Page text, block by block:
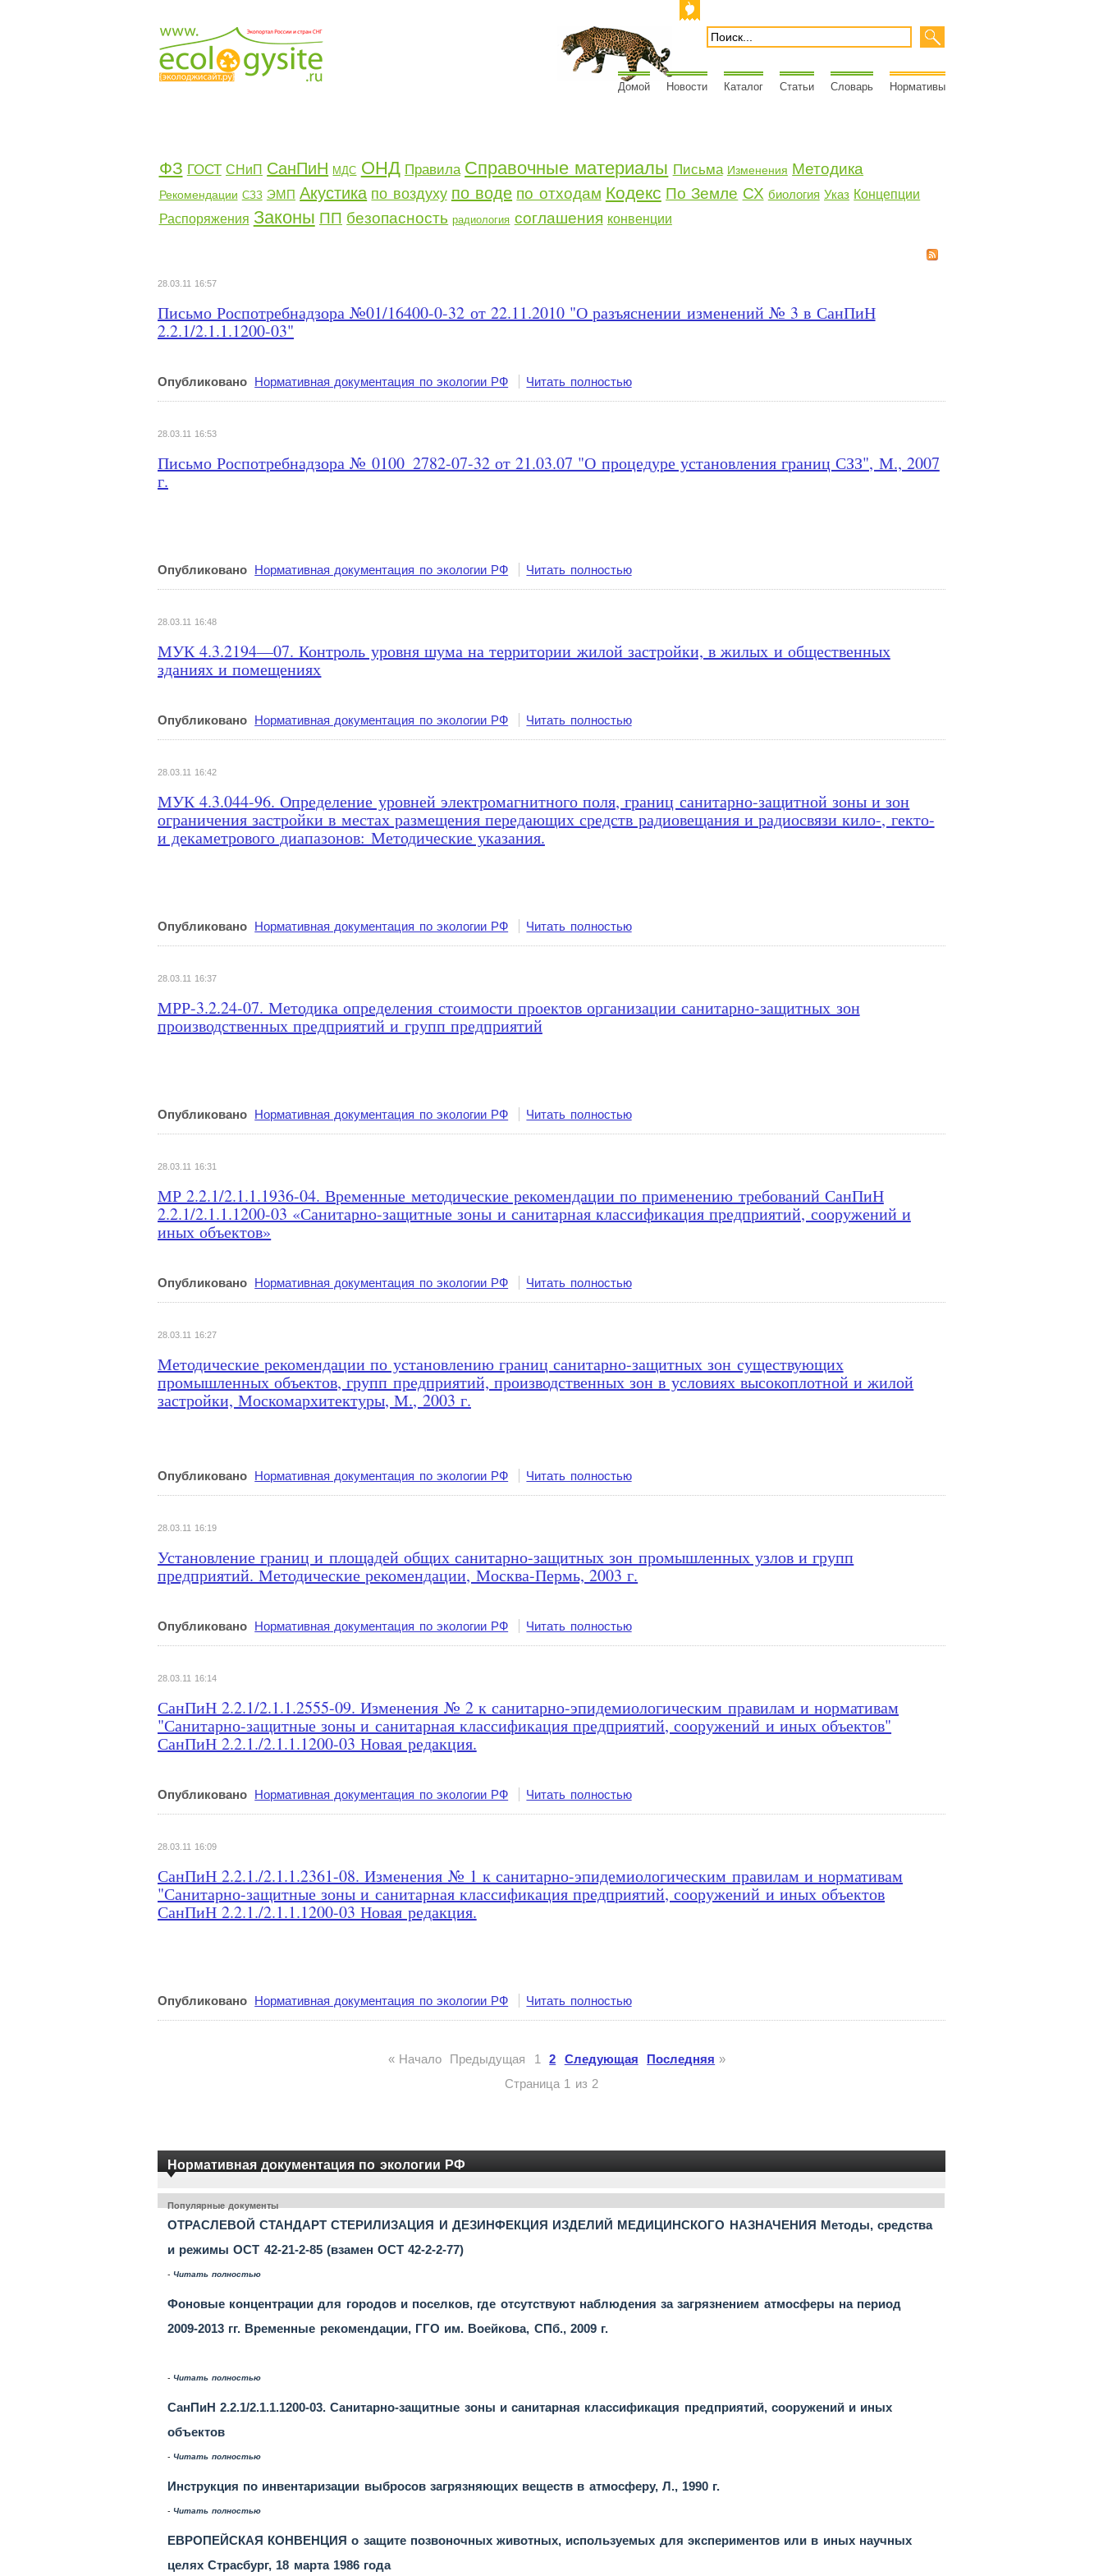
Домой Новости Каталог Статьи Словарь Нормативы
ФЗ ГОСТ СНиП СанПиН МДС ОНД Правила Справочные материалы Письма Изменения Методика
Рекомендации СЗЗ ЭМП Акустика по воздуху по воде по отходам Кодекс По Земле СХ биология Указ Концепции
Распоряжения Законы ПП безопасность радиология соглашения конвенции
28.03.11 16:57
Письмо Роспотребнадзора №01/16400-0-32 от 22.11.2010 "О разъяснении изменений № 3 в СанПиН
2.2.1/2.1.1.1200-03"
Опубликовано Нормативная документация по экологии РФ Читать полностью
28.03.11 16:53
Письмо Роспотребнадзора № 0100_2782-07-32 от 21.03.07 "О процедуре установления границ СЗЗ", М., 2007
г.
Опубликовано Нормативная документация по экологии РФ Читать полностью
28.03.11 16:48
МУК 4.3.2194—07. Контроль уровня шума на территории жилой застройки, в жилых и общественных
зданиях и помещениях
Опубликовано Нормативная документация по экологии РФ Читать полностью
28.03.11 16:42
МУК 4.3.044-96. Определение уровней электромагнитного поля, границ санитарно-защитной зоны и зон
ограничения застройки в местах размещения передающих средств радиовещания и радиосвязи кило-, гекто-
и декаметрового диапазонов: Методические указания.
Опубликовано Нормативная документация по экологии РФ Читать полностью
28.03.11 16:37
МРР-3.2.24-07. Методика определения стоимости проектов организации санитарно-защитных зон
производственных предприятий и групп предприятий
Опубликовано Нормативная документация по экологии РФ Читать полностью
28.03.11 16:31
МР 2.2.1/2.1.1.1936-04. Временные методические рекомендации по применению требований СанПиН
2.2.1/2.1.1.1200-03 «Санитарно-защитные зоны и санитарная классификация предприятий, сооружений и
иных объектов»
Опубликовано Нормативная документация по экологии РФ Читать полностью
28.03.11 16:27
Методические рекомендации по установлению границ санитарно-защитных зон существующих
промышленных объектов, групп предприятий, производственных зон в условиях высокоплотной и жилой
застройки, Москомархитектуры, М., 2003 г.
Опубликовано Нормативная документация по экологии РФ Читать полностью
28.03.11 16:19
Установление границ и площадей общих санитарно-защитных зон промышленных узлов и групп
предприятий. Методические рекомендации, Москва-Пермь, 2003 г.
Опубликовано Нормативная документация по экологии РФ Читать полностью
28.03.11 16:14
СанПиН 2.2.1/2.1.1.2555-09. Изменения № 2 к санитарно-эпидемиологическим правилам и нормативам
"Санитарно-защитные зоны и санитарная классификация предприятий, сооружений и иных объектов"
СанПиН 2.2.1./2.1.1.1200-03 Новая редакция.
Опубликовано Нормативная документация по экологии РФ Читать полностью
28.03.11 16:09
СанПиН 2.2.1./2.1.1.2361-08. Изменения № 1 к санитарно-эпидемиологическим правилам и нормативам
"Санитарно-защитные зоны и санитарная классификация предприятий, сооружений и иных объектов
СанПиН 2.2.1./2.1.1.1200-03 Новая редакция.
Опубликовано Нормативная документация по экологии РФ Читать полностью
« Начало Предыдущая 1 2 Следующая Последняя »
Страница 1 из 2
Нормативная документация по экологии РФ
Популярные документы
ОТРАСЛЕВОЙ СТАНДАРТ СТЕРИЛИЗАЦИЯ И ДЕЗИНФЕКЦИЯ ИЗДЕЛИЙ МЕДИЦИНСКОГО НАЗНАЧЕНИЯ Методы, средства
и режимы ОСТ 42-21-2-85 (взамен ОСТ 42-2-2-77)
- Читать полностью
Фоновые концентрации для городов и поселков, где отсутствуют наблюдения за загрязнением атмосферы на период
2009-2013 гг. Временные рекомендации, ГГО им. Воейкова, СПб., 2009 г.
- Читать полностью
СанПиН 2.2.1/2.1.1.1200-03. Санитарно-защитные зоны и санитарная классификация предприятий, сооружений и иных
объектов
- Читать полностью
Инструкция по инвентаризации выбросов загрязняющих веществ в атмосферу, Л., 1990 г.
- Читать полностью
ЕВРОПЕЙСКАЯ КОНВЕНЦИЯ о защите позвоночных животных, используемых для экспериментов или в иных научных
целях Страсбург, 18 марта 1986 года